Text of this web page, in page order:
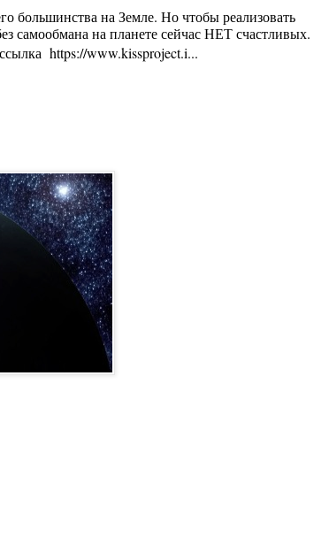
большинства на Земле. Но чтобы реализовать
самообмана на планете сейчас НЕТ счастливых.
https://www.kissproject.i...